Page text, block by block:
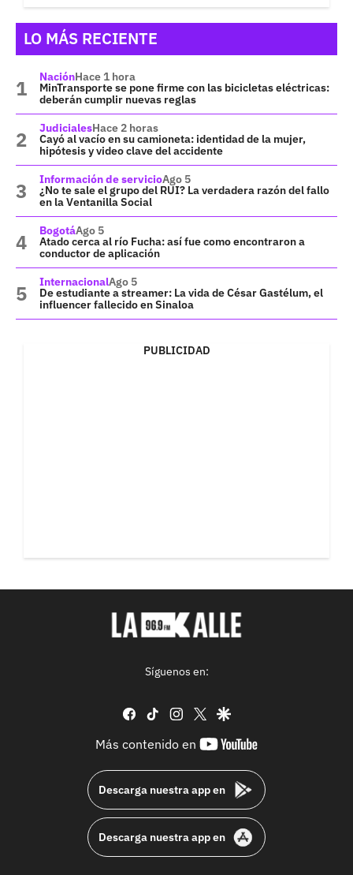
LO MÁS RECIENTE
NaciónHace 1 hora
MinTransporte se pone firme con las bicicletas eléctricas:
deberán cumplir nuevas reglas
JudicialesHace 2 horas
Cayó al vacío en su camioneta: identidad de la mujer,
hipótesis y video clave del accidente
Información de servicioAgo 5
¿No te sale el grupo del RUI? La verdadera razón del fallo
en la Ventanilla Social
BogotáAgo 5
Atado cerca al río Fucha: así fue como encontraron a
conductor de aplicación
InternacionalAgo 5
De estudiante a streamer: La vida de César Gastélum, el
influencer fallecido en Sinaloa
PUBLICIDAD
Síguenos en:
facebook
tiktok instagram
twittergoogle
Más contenido en
youtube-
Descarga nuestra app en
Descarga nuestra app en